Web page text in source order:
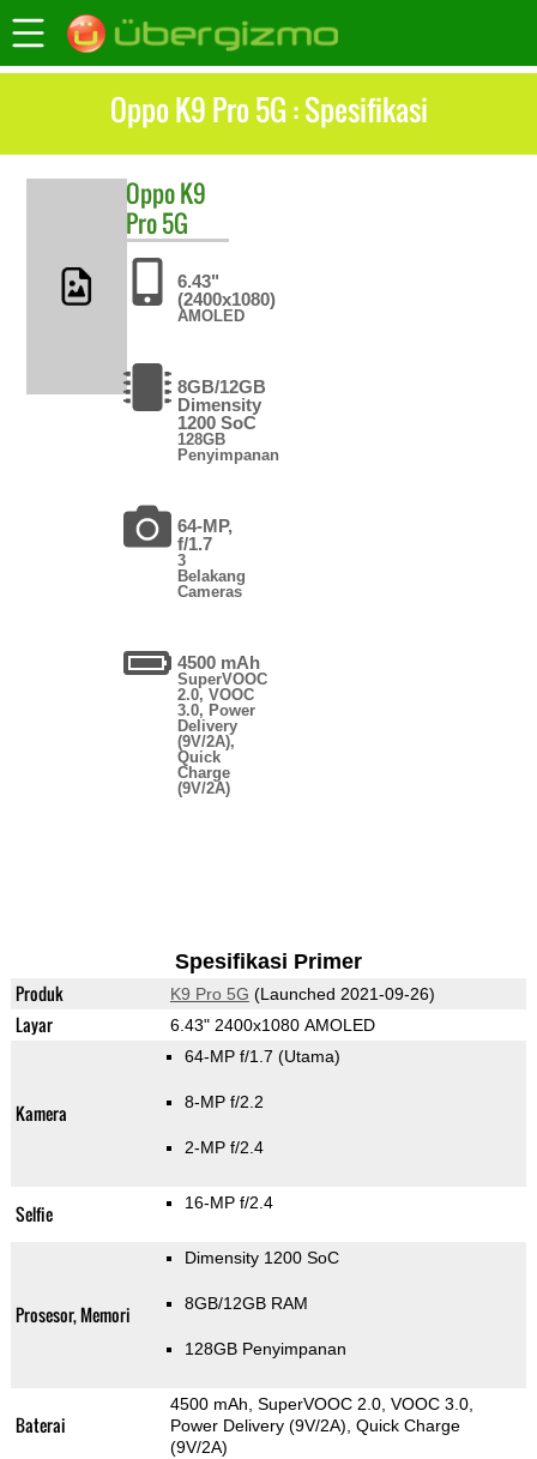
Oppo K9 Pro 5G : Spesifikasi
OppoK9
Pro 5G
6.43"
(2400x1080)
AMOLED
8GB/12GB
Dimensity
1200 SoC
128GB
Penyimpanan
64-MP,
f/1.7
3
Belakang
Cameras
4500 mAh
SuperVOOC
2.0, VOOC
3.0, Power
Delivery
(9V/2A),
Quick
Charge
(9V/2A)
Spesifikasi Primer
Produk K9 Pro 5G (Launched 2021-09-26)
Layar 6.43" 2400x1080 AMOLED
Kamera
64-MP f/1.7 (Utama)
8-MP f/2.2
2-MP f/2.4
Selfie 16-MP f/2.4
Prosesor, Memori
Dimensity 1200 SoC
8GB/12GB RAM
128GB Penyimpanan
Baterai
4500 mAh, SuperVOOC 2.0, VOOC 3.0,
Power Delivery (9V/2A), Quick Charge
(9V/2A)